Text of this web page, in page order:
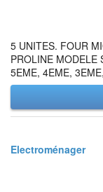
5 UNITES. FOUR
PROLINE MODELE
5EME, 4EME,
Electroménager